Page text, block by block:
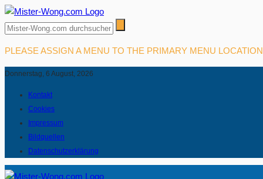
PLEASE ASSIGN A MENU TO THE PRIMARY MENU
Donnerstag, 6 August, 2026
Kontakt
Cookies
Impressum
Bildquellen
Datenschutzerklärung